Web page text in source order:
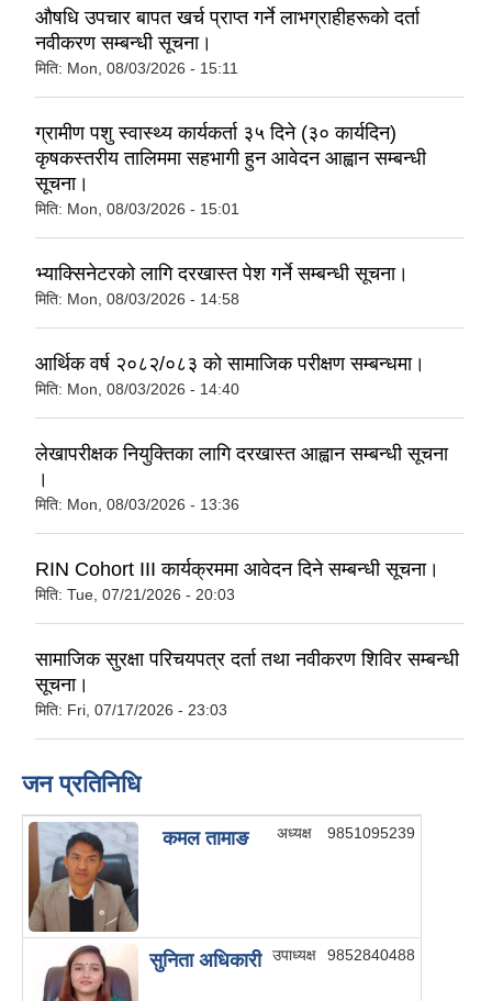
औषधि उपचार बापत खर्च प्राप्त गर्ने लाभग्राहीहरूको दर्ता
नवीकरण सम्बन्धी सूचना।
मिति: Mon, 08/03/2026 - 15:11
ग्रामीण पशु स्वास्थ्य कार्यकर्ता ३५ दिने (३० कार्यदिन)
कृषकस्तरीय तालिममा सहभागी हुन आवेदन आह्वान सम्बन्धी
सूचना।
मिति: Mon, 08/03/2026 - 15:01
भ्याक्सिनेटरको लागि दरखास्त पेश गर्ने सम्बन्धी सूचना।
मिति: Mon, 08/03/2026 - 14:58
आर्थिक वर्ष २०८२/०८३ को सामाजिक परीक्षण सम्बन्धमा।
मिति: Mon, 08/03/2026 - 14:40
लेखापरीक्षक नियुक्तिका लागि दरखास्त आह्वान सम्बन्धी सूचना
।
मिति: Mon, 08/03/2026 - 13:36
RIN Cohort III कार्यक्रममा आवेदन दिने सम्बन्धी सूचना।
मिति: Tue, 07/21/2026 - 20:03
सामाजिक सुरक्षा परिचयपत्र दर्ता तथा नवीकरण शिविर सम्बन्धी
सूचना।
मिति: Fri, 07/17/2026 - 23:03
जन प्रतिनिधि
कमल तामाङ अध्यक्ष 9851095239
सुनिता अधिकारी उपाध्यक्ष 9852840488